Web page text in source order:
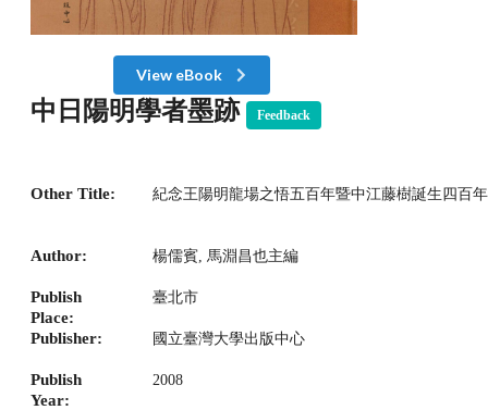
View eBook
中日陽明學者墨跡 Feedback
Other Title: 紀念王陽明龍場之悟五百年暨中江藤樹誕生四百年
Author: 楊儒賓, 馬淵昌也主編
Publish
Place:
臺北市
Publisher: 國立臺灣大學出版中心
Publish
Year:
2008